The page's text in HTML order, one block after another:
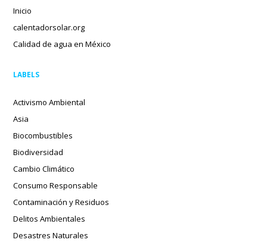
Inicio
calentadorsolar.org
Calidad de agua en México
LABELS
Activismo Ambiental
Asia
Biocombustibles
Biodiversidad
Cambio Climático
Consumo Responsable
Contaminación y Residuos
Delitos Ambientales
Desastres Naturales